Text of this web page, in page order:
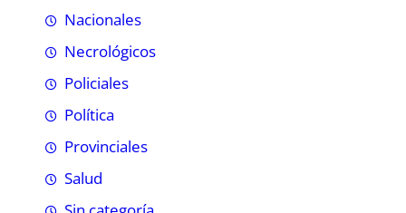
Nacionales
Necrológicos
Policiales
Política
Provinciales
Salud